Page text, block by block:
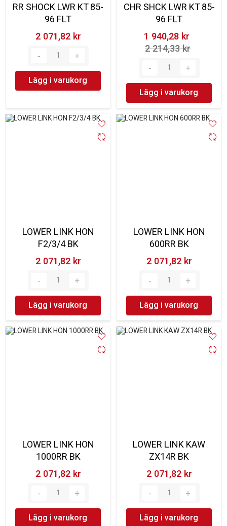
RR SHOCK LWR KT 85-
96 FLT
2 071,82 kr‎
Lägg i varukorg
CHR SHCK LWR KT 85-
96 FLT
1 940,28 kr‎
2 214,33 kr‎
Lägg i varukorg
LOWER LINK HON
F2/3/4 BK
2 071,82 kr‎
Lägg i varukorg
LOWER LINK HON
600RR BK
2 071,82 kr‎
Lägg i varukorg
LOWER LINK HON
1000RR BK
2 071,82 kr‎
Lägg i varukorg
LOWER LINK KAW
ZX14R BK
2 071,82 kr‎
Lägg i varukorg